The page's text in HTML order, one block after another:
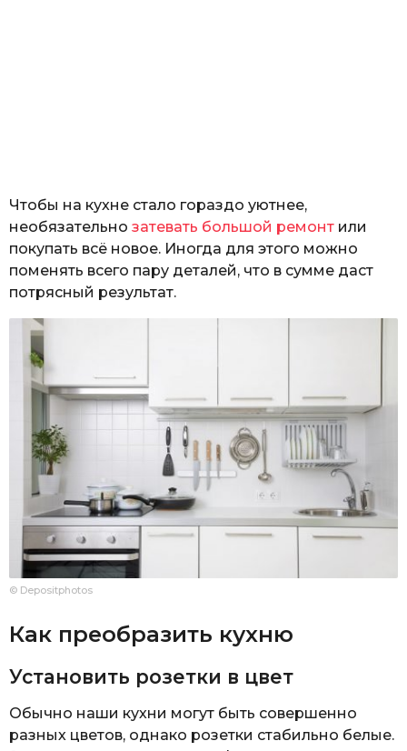
Чтобы на кухне стало гораздо уютнее,
необязательно затевать большой ремонт или
покупать всё новое. Иногда для этого можно
поменять всего пару деталей, что в сумме даст
потрясный результат.
© Depositphotos
Как преобразить кухню
Установить розетки в цвет
Обычно наши кухни могут быть совершенно
разных цветов, однако розетки стабильно белые.